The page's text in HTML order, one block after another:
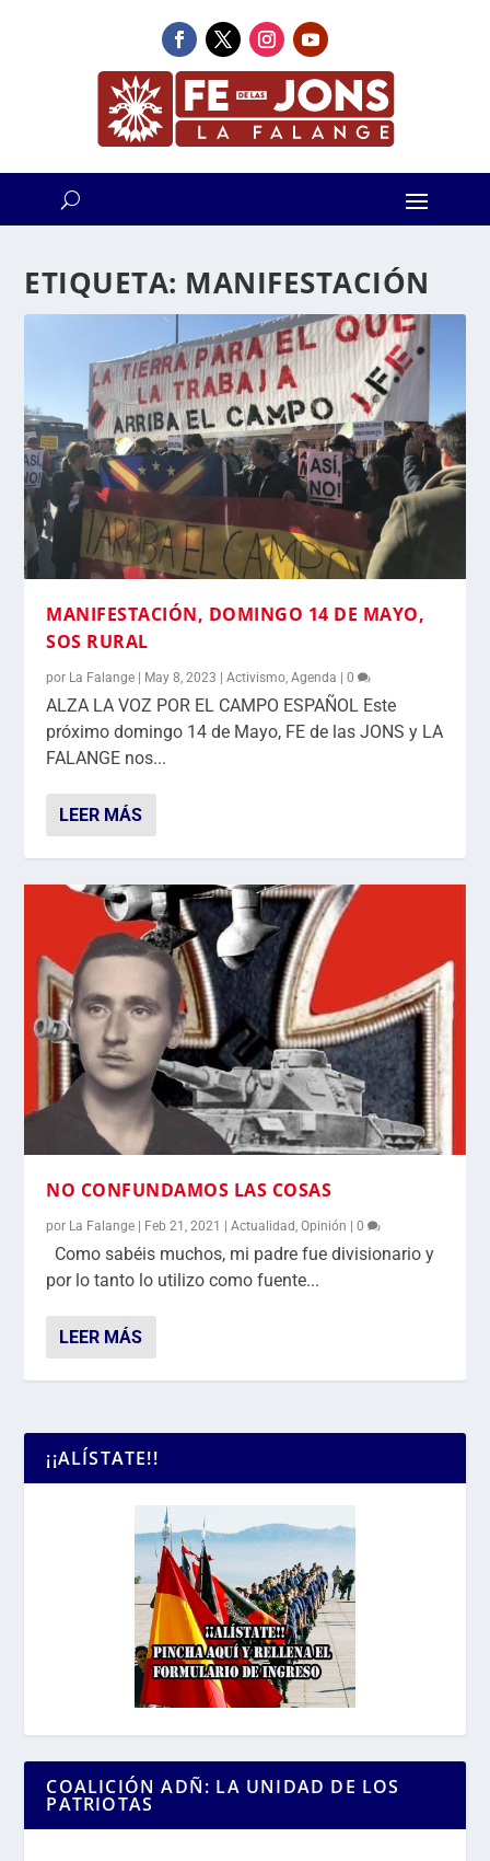
ETIQUETA: MANIFESTACIÓN
MANIFESTACIÓN, DOMINGO 14 DE MAYO,
SOS RURAL
por La Falange | May 8, 2023 |Activismo ,Agenda |0
ALZA LA VOZ POR EL CAMPO ESPAÑOL Este
próximo domingo 14 de Mayo, FE de las JONS y LA
FALANGE nos...
LEER MÁS
NO CONFUNDAMOS LAS COSAS
por La Falange | Feb 21, 2021 |Actualidad ,Opinión |0
Como sabéis muchos, mi padre fue divisionario y
por lo tanto lo utilizo como fuente...
LEER MÁS
¡¡ALÍSTATE!!
COALICIÓN ADÑ: LA UNIDAD DE LOS
PATRIOTAS